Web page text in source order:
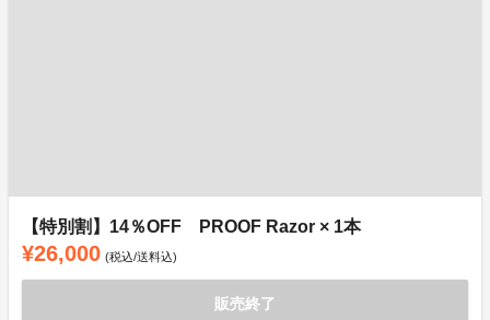
【特別割】14％OFF PROOF Razor × 1本
¥26,000 (税込/送料込)
販売終了